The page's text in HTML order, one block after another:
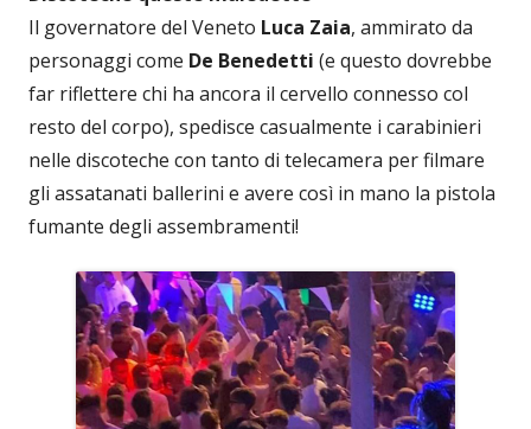
Il governatore del Veneto Luca Zaia, ammirato da
personaggi come De Benedetti (e questo dovrebbe
far riflettere chi ha ancora il cervello connesso col
resto del corpo), spedisce casualmente i carabinieri
nelle discoteche con tanto di telecamera per filmare
gli assatanati ballerini e avere così in mano la pistola
fumante degli assembramenti!